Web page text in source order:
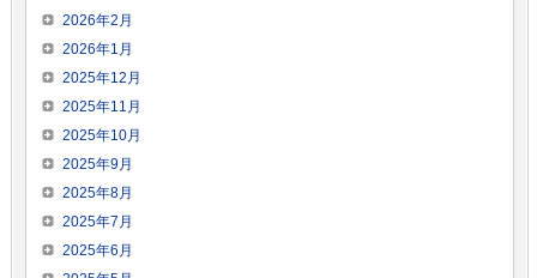
2026年2月
2026年1月
2025年12月
2025年11月
2025年10月
2025年9月
2025年8月
2025年7月
2025年6月